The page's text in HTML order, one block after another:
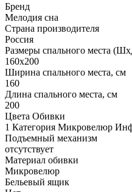
Бренд
Мелодия сна
Страна производителя
Россия
Размеры спального места
160х200
Ширина спального места, см
160
Длина спального места, см
200
Цвета Обивки
1 Категория Микровелюр
Подъемный механизм
отсутствует
Материал обивки
Микровелюр
Бельевый ящик